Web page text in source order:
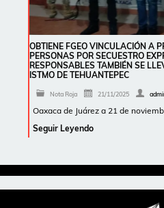
OBTIENE FGEO VINCULACIÓN A
PERSONAS POR SECUESTRO
RESPONSABLES TAMBIÉN SE
ISTMO DE TEHUANTEPEC
Nota Roja 21/11/2025
Oaxaca de Juárez a 21 de
Seguir Leyendo